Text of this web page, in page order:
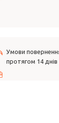
протягом 14 днів